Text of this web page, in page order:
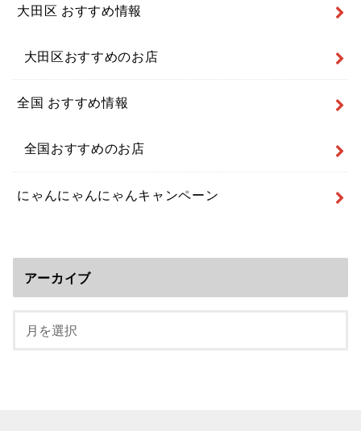
大田区 おすすめ情報
大田区おすすめのお店
全国 おすすめ情報
全国おすすめのお店
にゃんにゃんにゃんキャンペーン
アーカイブ